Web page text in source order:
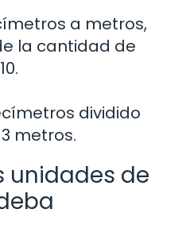
a metros,
la cantidad de
dividido
metros.
unidades de